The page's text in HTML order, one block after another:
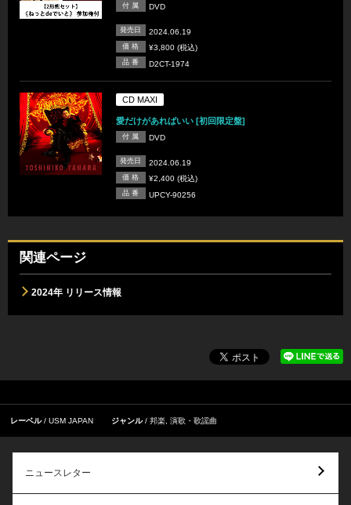
付 属 DVD
発売日 2024.06.19
価 格 ¥3,800 (税込)
品 番 D2CT-1974
CD MAXI
愛だけがあればいい [初回限定盤]
付 属 DVD
発売日 2024.06.19
価 格 ¥2,400 (税込)
品 番 UPCY-90256
関連ページ
2024年 リリース情報
レーベル USM JAPAN ジャンル 邦楽 演歌・歌謡曲
ニュースレター